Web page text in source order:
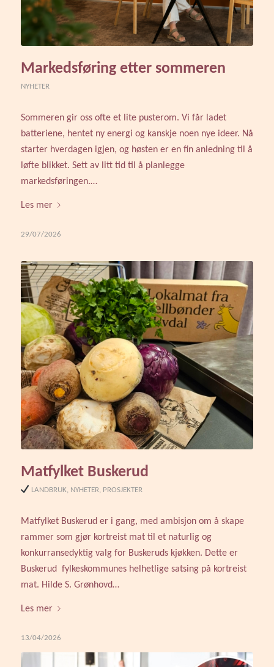
Markedsføring etter sommeren
NYHETER
Sommeren gir oss ofte et lite pusterom. Vi får ladet
batteriene, hentet ny energi og kanskje noen nye ideer. Nå
starter hverdagen igjen, og høsten er en fin anledning til å
løfte blikket. Sett av litt tid til å planlegge
markedsføringen.…
Les mer
29/07/2026
Matfylket Buskerud
LANDBRUK NYHETER PROSJEKTER
Matfylket Buskerud er i gang, med ambisjon om å skape
rammer som gjør kortreist mat til et naturlig og
konkurransedyktig valg for Buskeruds kjøkken. Dette er
Buskerud fylkeskommunes helhetlige satsing på kortreist
mat. Hilde S. Grønhovd…
Les mer
13/04/2026